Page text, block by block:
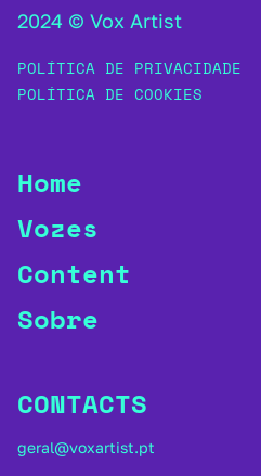
2024 © Vox Artist
POLÍTICA DE PRIVACIDADE
POLÍTICA DE COOKIES
Home
Vozes
Content
Sobre
CONTACTS
geral@voxartist.pt